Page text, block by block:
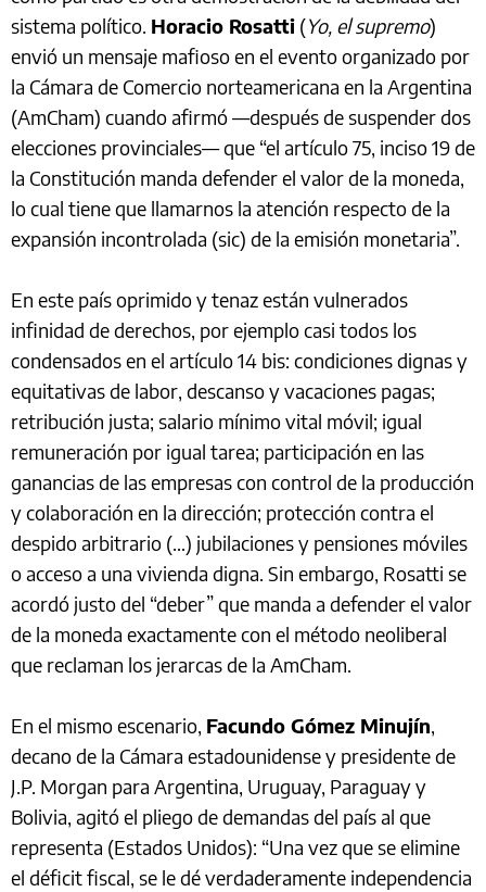
sistema político. Horacio Rosatti (Yo, el supremo)
envió un mensaje mafioso en el evento organizado por
la Cámara de Comercio norteamericana en la Argentina
(AmCham) cuando afirmó —después de suspender dos
elecciones provinciales— que “el artículo 75, inciso 19 de
la Constitución manda defender el valor de la moneda,
lo cual tiene que llamarnos la atención respecto de la
expansión incontrolada (sic) de la emisión monetaria”.
En este país oprimido y tenaz están vulnerados
infinidad de derechos, por ejemplo casi todos los
condensados en el artículo 14 bis: condiciones dignas y
equitativas de labor, descanso y vacaciones pagas;
retribución justa; salario mínimo vital móvil; igual
remuneración por igual tarea; participación en las
ganancias de las empresas con control de la producción
y colaboración en la dirección; protección contra el
despido arbitrario (…) jubilaciones y pensiones móviles
o acceso a una vivienda digna. Sin embargo, Rosatti se
acordó justo del “deber” que manda a defender el valor
de la moneda exactamente con el método neoliberal
que reclaman los jerarcas de la AmCham.
En el mismo escenario, Facundo Gómez Minujín,
decano de la Cámara estadounidense y presidente de
J.P. Morgan para Argentina, Uruguay, Paraguay y
Bolivia, agitó el pliego de demandas del país al que
representa (Estados Unidos): “Una vez que se elimine
el déficit fiscal, se le dé verdaderamente independencia